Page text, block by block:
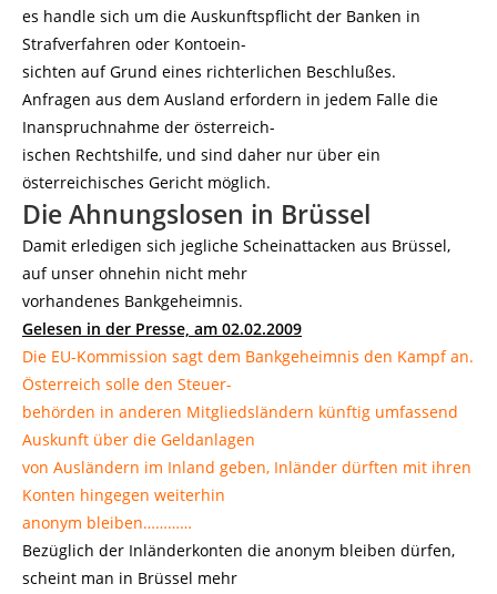
es handle sich um die Auskunftspflicht der Banken in
Strafverfahren oder Kontoein-
sichten auf Grund eines richterlichen Beschlußes.
Anfragen aus dem Ausland erfordern in jedem Falle die
Inanspruchnahme der österreich-
ischen Rechtshilfe, und sind daher nur über ein
österreichisches Gericht möglich.
Die Ahnungslosen in Brüssel
Damit erledigen sich jegliche Scheinattacken aus Brüssel,
auf unser ohnehin nicht mehr
vorhandenes Bankgeheimnis.
Gelesen in der Presse, am 02.02.2009
Die EU-Kommission sagt dem Bankgeheimnis den Kampf an.
Österreich solle den Steuer-
behörden in anderen Mitgliedsländern künftig umfassend
Auskunft über die Geldanlagen
von Ausländern im Inland geben, Inländer dürften mit ihren
Konten hingegen weiterhin
anonym bleiben…………
Bezüglich der Inländerkonten die anonym bleiben dürfen,
scheint man in Brüssel mehr